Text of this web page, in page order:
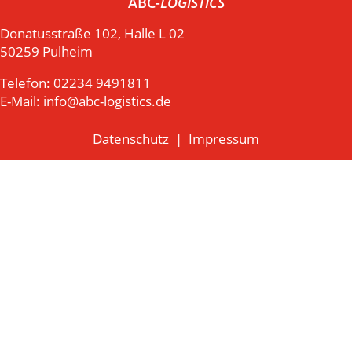
Donatusstraße 102, Halle L 02
50259 Pulheim
Telefon: 02234 9491811
E-Mail: info@abc-logistics.de
Datenschutz | Impressum